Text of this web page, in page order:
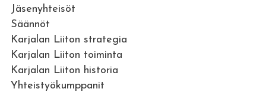
Jäsenyhteisöt
Säännöt
Karjalan Liiton strategia
Karjalan Liiton toiminta
Karjalan Liiton historia
Yhteistyökumppanit